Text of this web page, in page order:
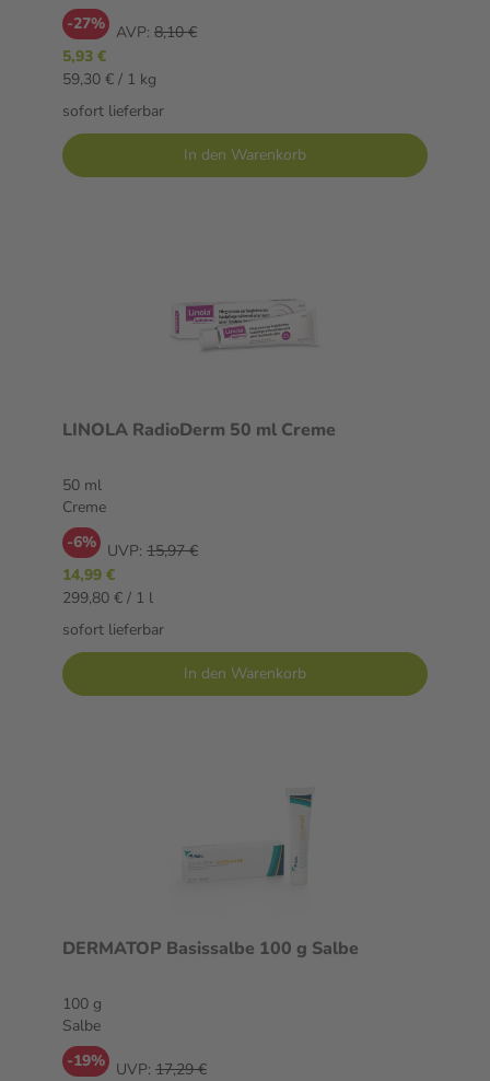
-27% AVP: 8,10 €
5,93 €
59,30 € / 1 kg
sofort lieferbar
In den Warenkorb
LINOLA RadioDerm 50 ml Creme
50 ml
Creme
-6% UVP: 15,97 €
14,99 €
299,80 € / 1 l
sofort lieferbar
In den Warenkorb
DERMATOP Basissalbe 100 g Salbe
100 g
Salbe
-19% UVP: 17,29 €